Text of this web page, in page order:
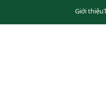
Giới thiệu